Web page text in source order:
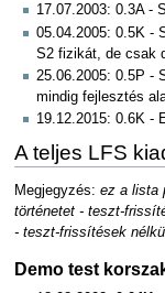
17.07.2003: 0.3A -
05.04.2005: 0.5K -
S2 fizikát, de csak
25.06.2005: 0.5P -
mindig fejlesztés
19.12.2015: 0.6K -
A teljes LFS
Megjegyzés: ez a lista
történetet - teszt-
- teszt-frissítések
Demo test